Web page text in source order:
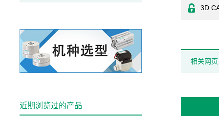
3D
相关网页
近期浏览过的产品